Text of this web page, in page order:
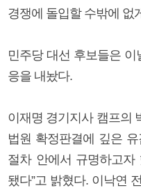
경쟁에 돌입할 수밖에 없
민주당 대선 후보들은
응을 내놨다.
이재명 경기지사 캠프의
법원 확정판결에 깊은
절차 안에서 규명하고
됐다”고 밝혔다. 이낙연